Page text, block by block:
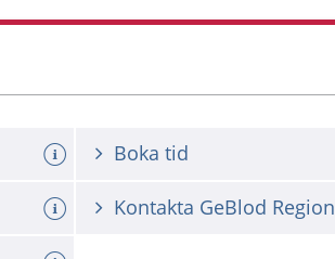
Boka tid
Kontakta GeBlod